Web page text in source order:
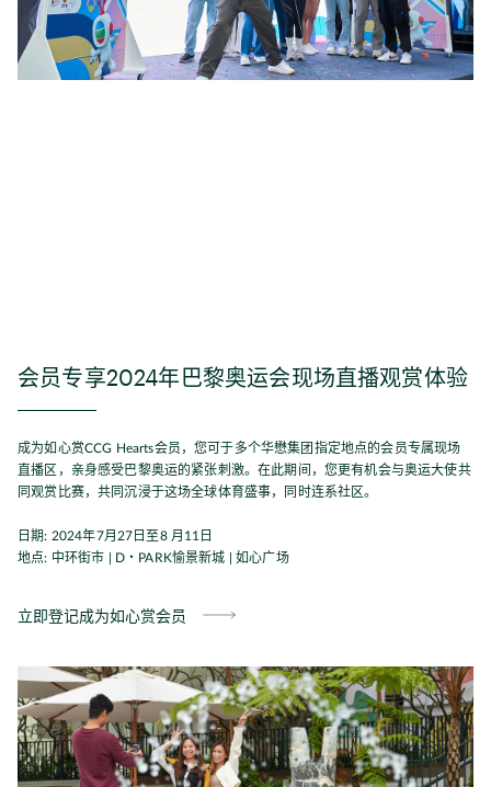
会员专享2024年巴黎奥运会现场直播观赏体验
成为如心赏CCG Hearts会员，您可于多个华懋集团指定地点的会员专属现场
直播区，亲身感受巴黎奥运的紧张刺激。在此期间，您更有机会与奥运大使共
同观赏比赛，共同沉浸于这场全球体育盛事，同时连系社区。
日期: 2024年7月27日至8 月11日
地点: 中环街市 | D・PARK愉景新城 | 如心广场
立即登记成为如心赏会员